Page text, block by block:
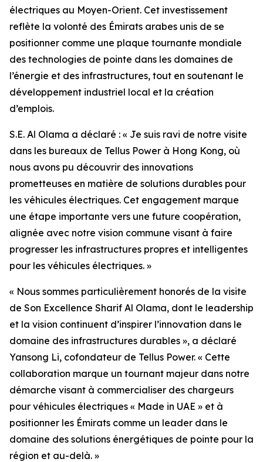
électriques au Moyen-Orient. Cet investissement
reflète la volonté des Émirats arabes unis de se
positionner comme une plaque tournante mondiale
des technologies de pointe dans les domaines de
l’énergie et des infrastructures, tout en soutenant le
développement industriel local et la création
d’emplois.
S.E. Al Olama a déclaré : « Je suis ravi de notre visite
dans les bureaux de Tellus Power à Hong Kong, où
nous avons pu découvrir des innovations
prometteuses en matière de solutions durables pour
les véhicules électriques. Cet engagement marque
une étape importante vers une future coopération,
alignée avec notre vision commune visant à faire
progresser les infrastructures propres et intelligentes
pour les véhicules électriques. »
« Nous sommes particulièrement honorés de la visite
de Son Excellence Sharif Al Olama, dont le leadership
et la vision continuent d’inspirer l’innovation dans le
domaine des infrastructures durables », a déclaré
Yansong Li, cofondateur de Tellus Power. « Cette
collaboration marque un tournant majeur dans notre
démarche visant à commercialiser des chargeurs
pour véhicules électriques « Made in UAE » et à
positionner les Émirats comme un leader dans le
domaine des solutions énergétiques de pointe pour la
région et au-delà. »